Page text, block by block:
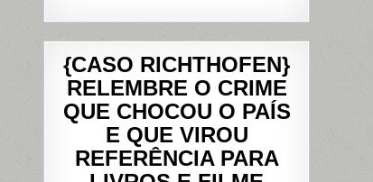
{CASO RICHTHOFEN}
RELEMBRE O CRIME
QUE CHOCOU O PAÍS
E QUE VIROU
REFERÊNCIA PARA